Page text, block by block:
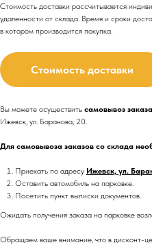
Стоимость доставки рассчитывается
удаленности от склада. Время и сроки
в котором производится покупка.
Стоимость доставки
Вы можете осуществить самовывоз
Ижевск, ул. Баранова, 20.
Для самовывоза заказов со склада
Приехать по адресу Ижевск, ул.
Оставить автомобиль на парковке.
Посетить пункт выписки документов.
Ожидать получения заказа на парковке
Обращаем ваше внимание, что в дисконт-